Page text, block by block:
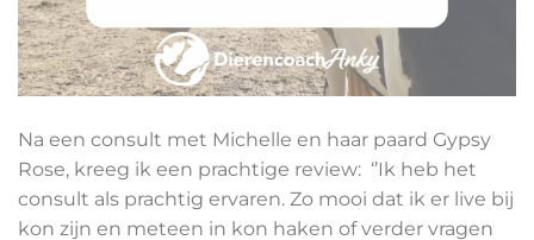
Na een consult met Michelle en haar paard Gypsy
Rose, kreeg ik een prachtige review: ‘’Ik heb het
consult als prachtig ervaren. Zo mooi dat ik er live bij
kon zijn en meteen in kon haken of verder vragen